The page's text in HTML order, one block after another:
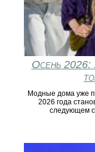
Осень 2026:
Модные дома уже
2026 года
следующем